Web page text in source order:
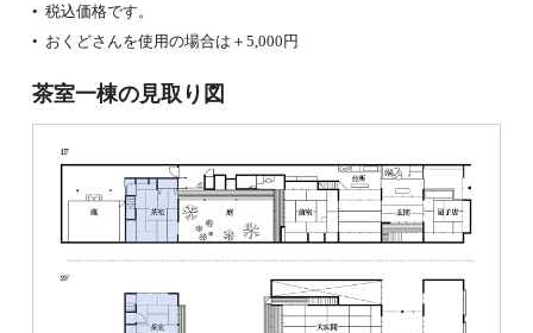
税込価格です。
おくどさんを使用の場合は＋5,000円
茶室一棟の見取り図